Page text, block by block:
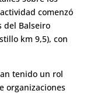
comenzó
del Balseiro
km 9,5), con
tenido un rol
organizaciones